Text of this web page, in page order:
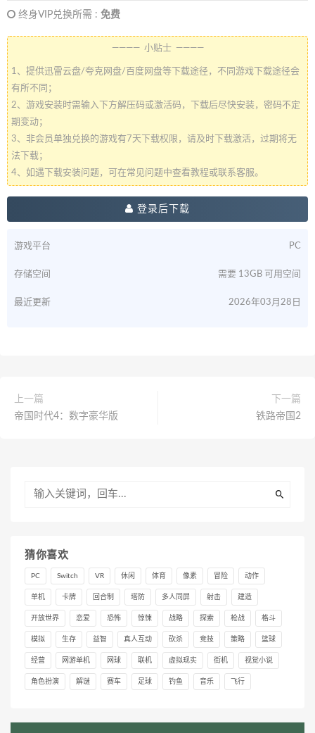
终身VIP兑换所需 : 免费
———— 小贴士 ————
1、提供迅雷云盘/夸克网盘/百度网盘等下载途径，不同游戏下载途径会
有所不同；
2、游戏安装时需输入下方解压码或激活码，下载后尽快安装，密码不定
期变动；
3、非会员单独兑换的游戏有7天下载权限，请及时下载激活，过期将无
法下载；
4、如遇下载安装问题，可在常见问题中查看教程或联系客服。
登录后下载
游戏平台 PC
存储空间 需要 13GB 可用空间
最近更新 2026年03月28日
上一篇
帝国时代4：数字豪华版
下一篇
铁路帝国2
猜你喜欢
PC Switch VR 休闲 体育 像素 冒险 动作
单机 卡牌 回合制 塔防 多人同屏 射击 建造
开放世界 恋爱 恐怖 惊悚 战略 探索 枪战 格斗
模拟 生存 益智 真人互动 砍杀 竞技 策略 篮球
经营 网游单机 网球 联机 虚拟现实 街机 视觉小说
角色扮演 解谜 赛车 足球 钓鱼 音乐 飞行